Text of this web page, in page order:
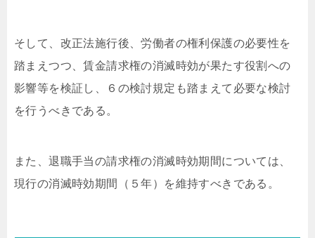
そして、改正法施行後、労働者の権利保護の必要性を
踏まえつつ、賃金請求権の消滅時効が果たす役割への
影響等を検証し、６の検討規定も踏まえて必要な検討
を行うべきである。
また、退職手当の請求権の消滅時効期間については、
現行の消滅時効期間（５年）を維持すべきである。